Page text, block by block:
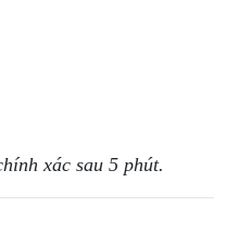
xác sau 5 phút.